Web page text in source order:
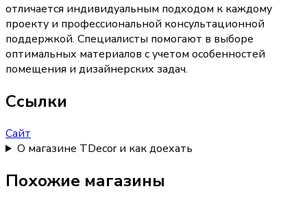
отличается индивидуальным подходом к каждому
проекту и профессиональной консультационной
поддержкой. Специалисты помогают в выборе
оптимальных материалов с учетом особенностей
помещения и дизайнерских задач.
Ссылки
Сайт
О магазине TDecor и как доехать
Похожие магазины